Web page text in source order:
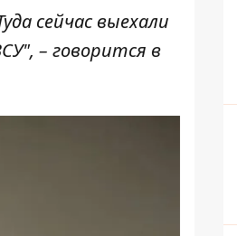
сейчас выехали
– говорится в